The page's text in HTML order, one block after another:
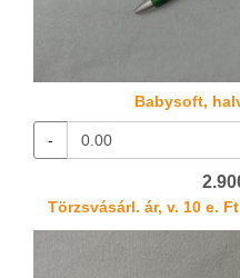
Babysoft,
-
Törzsvásárl. ár, v. 10 e.